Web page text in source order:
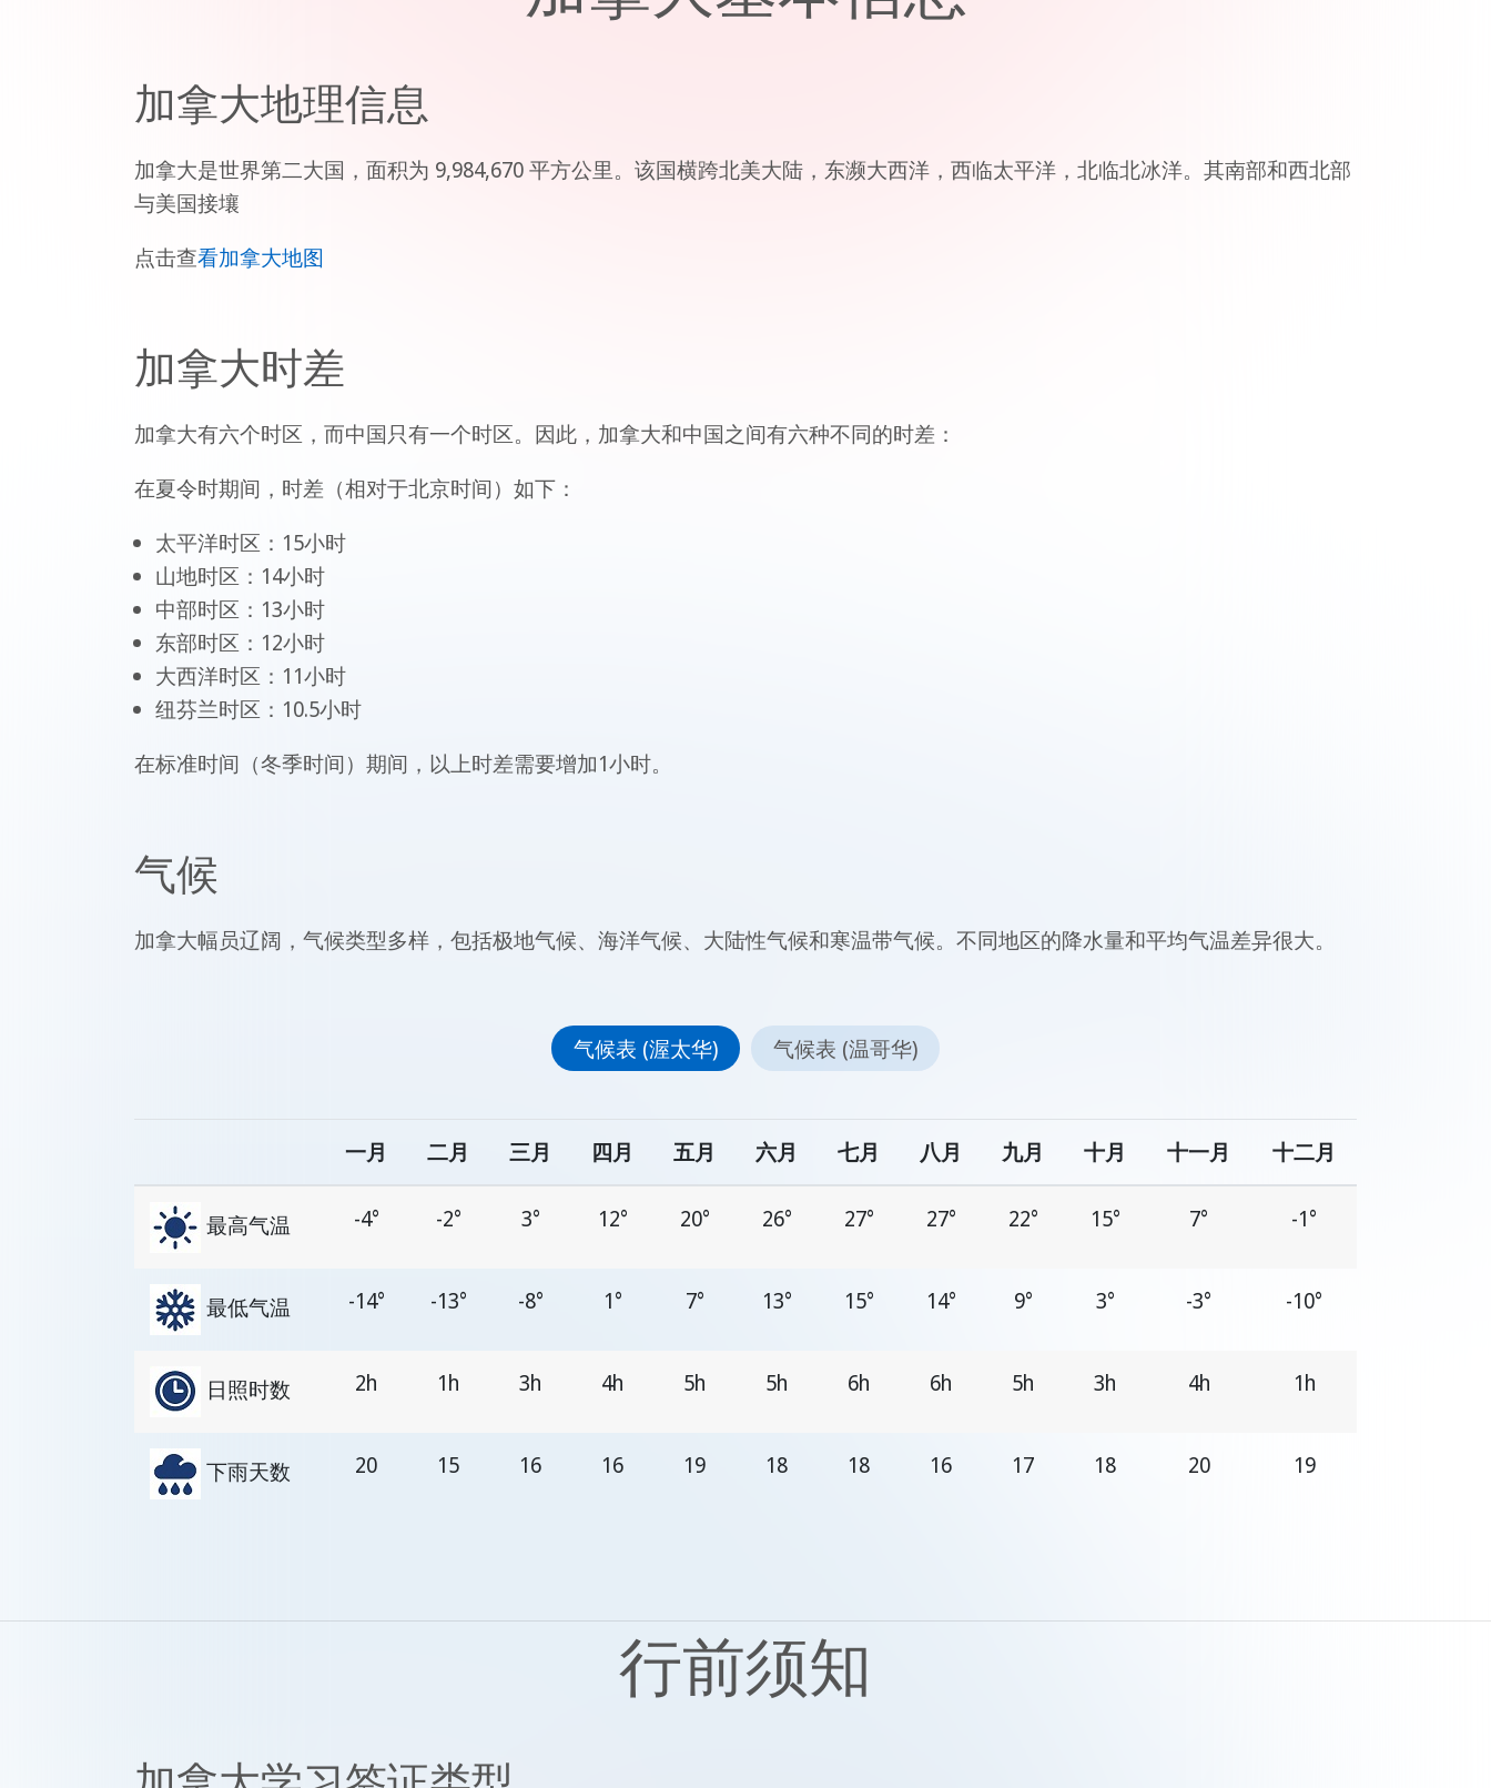
加拿大地理信息
加拿大是世界第二大国，面积为 9,984,670 平方公里。该国横跨北美大陆，东濒大西洋，西临太平洋，北临北冰洋。其南部和西北部
与美国接壤
点击查看加拿大地图
加拿大时差
加拿大有六个时区，而中国只有一个时区。因此，加拿大和中国之间有六种不同的时差：
在夏令时期间，时差（相对于北京时间）如下：
太平洋时区：15小时
山地时区：14小时
中部时区：13小时
东部时区：12小时
大西洋时区：11小时
纽芬兰时区：10.5小时
在标准时间（冬季时间）期间，以上时差需要增加1小时。
气候
加拿大幅员辽阔，气候类型多样，包括极地气候、海洋气候、大陆性气候和寒温带气候。不同地区的降水量和平均气温差异很大。
气候表 (渥太华) 气候表 (温哥华)
一月 二月 三月 四月 五月 六月 七月 八月 九月 十月 十一月 十二月
最高气温 -4° -2° 3° 12° 20° 26° 27° 27° 22° 15° 7° -1°
最低气温 -14° -13° -8° 1° 7° 13° 15° 14° 9° 3° -3° -10°
日照时数 2h 1h 3h 4h 5h 5h 6h 6h 5h 3h 4h 1h
下雨天数 20 15 16 16 19 18 18 16 17 18 20 19
行前须知